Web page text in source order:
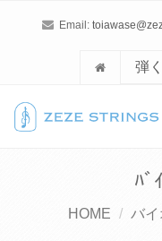
Email:
弾
ﾊﾞ
HOME バ